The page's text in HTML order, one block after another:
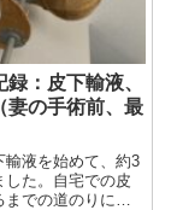
録：皮下輸液、
の手術前、最
輸液を始めて、約3
した。自宅での皮
での道のりにつ